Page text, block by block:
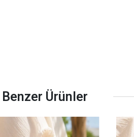
Benzer Ürünler